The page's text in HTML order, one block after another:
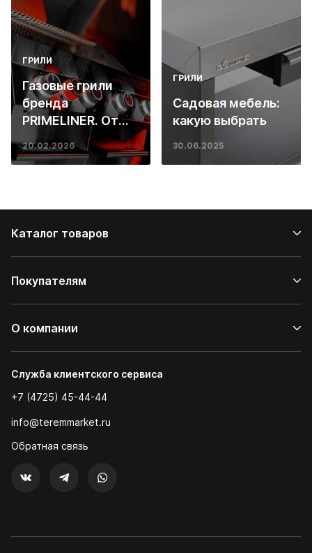
ГРИЛИ
Газовые грили
бренда
PRIMELINER. От
основ инженерии
до ресторанных
20.02.2026
ГРИЛИ
Садовая мебель:
какую выбрать
30.06.2025
Каталог товаров
Покупателям
О компании
Служба клиентского сервиса
+7 (4725) 45-44-44
info@teremmarket.ru
Обратная связь